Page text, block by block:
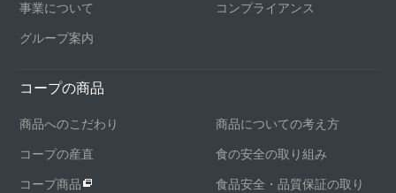
事業について コンプライアンス
グループ案内
コープの商品
商品へのこだわり 商品についての考え方
コープの産直 食の安全の取り組み
コープ商品
食品安全・品質保証の取り